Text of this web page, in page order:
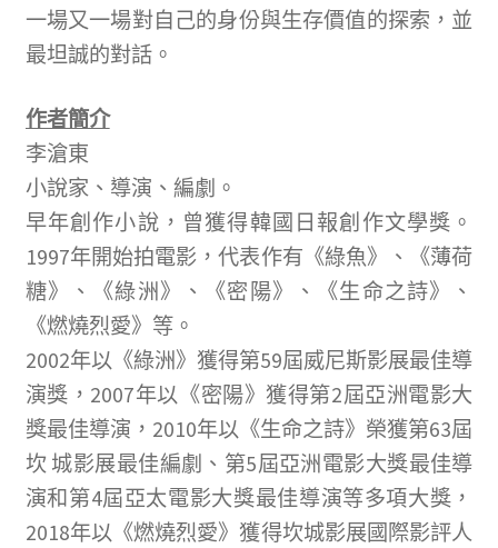
一場又一場對自己的身份與生存價值的探索，並
最坦誠的對話。
作者簡介
李滄東
小說家、導演、編劇。
早年創作小說，曾獲得韓國日報創作文學獎。
1997年開始拍電影，代表作有《綠魚》、《薄荷
糖》、《綠洲》、《密陽》、《生命之詩》、
《燃燒烈愛》等。
2002年以《綠洲》獲得第59屆威尼斯影展最佳導
演獎，2007年以《密陽》獲得第2屆亞洲電影大
獎最佳導演，2010年以《生命之詩》榮獲第63屆
坎 城影展最佳編劇、第5屆亞洲電影大獎最佳導
演和第4屆亞太電影大獎最佳導演等多項大獎，
2018年以《燃燒烈愛》獲得坎城影展國際影評人